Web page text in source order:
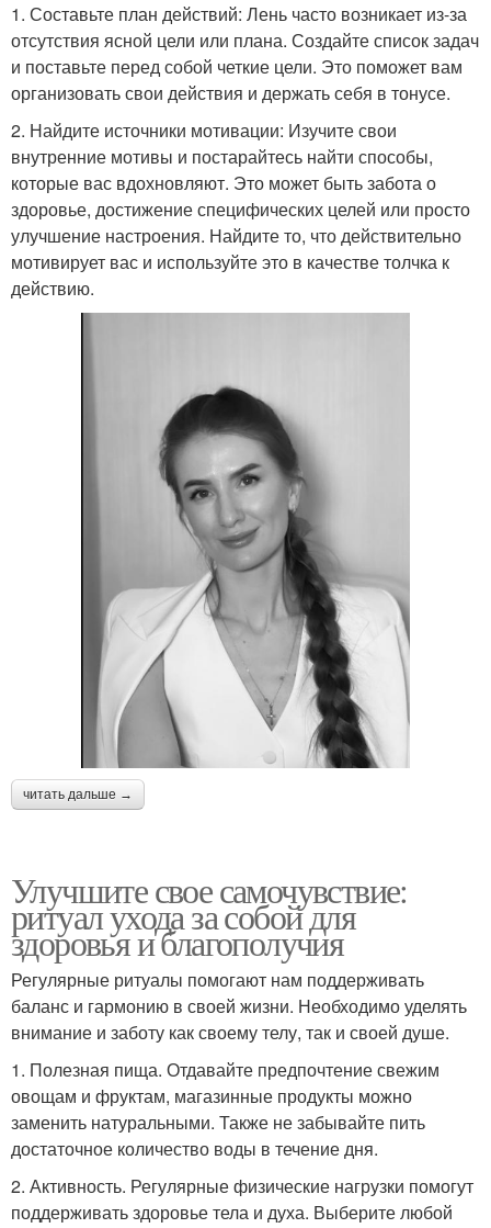
1. Составьте план действий: Лень часто возникает из-за
отсутствия ясной цели или плана. Создайте список задач
и поставьте перед собой четкие цели. Это поможет вам
организовать свои действия и держать себя в тонусе.
2. Найдите источники мотивации: Изучите свои
внутренние мотивы и постарайтесь найти способы,
которые вас вдохновляют. Это может быть забота о
здоровье, достижение специфических целей или просто
улучшение настроения. Найдите то, что действительно
мотивирует вас и используйте это в качестве толчка к
действию.
читать дальше →
Улучшите свое самочувствие:
ритуал ухода за собой для
здоровья и благополучия
Регулярные ритуалы помогают нам поддерживать
баланс и гармонию в своей жизни. Необходимо уделять
внимание и заботу как своему телу, так и своей душе.
1. Полезная пища. Отдавайте предпочтение свежим
овощам и фруктам, магазинные продукты можно
заменить натуральными. Также не забывайте пить
достаточное количество воды в течение дня.
2. Активность. Регулярные физические нагрузки помогут
поддерживать здоровье тела и духа. Выберите любой